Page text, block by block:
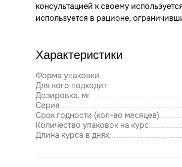
консультацией к своему
используется в рационе,
Характеристики
Форма упаковки
Для кого подходит
Дозировка, мг
Серия
Срок годности (кол-во месяцев)
Количество упаковок на курс
Длина курса в днях